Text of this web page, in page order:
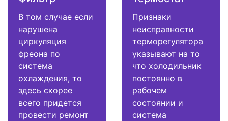
В том случае если
нарушена
циркуляция
фреона по
система
охлаждения, то
здесь скорее
всего придется
провести ремонт
Признаки
неисправности
терморегулятора
указывают на то
что холодильник
постоянно в
рабочем
состоянии и
система